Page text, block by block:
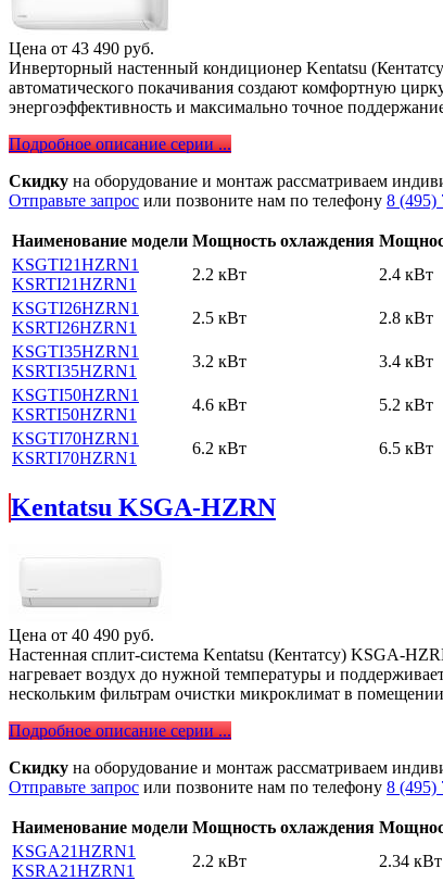
Цена от 43 490 руб.
Инверторный настенный кондиционер Kentatsu
автоматического покачивания создают комфортную
энергоэффективность и максимально точное
Подробное описание серии ...
Скидку на оборудование и монтаж рассматриваем
Отправьте запрос или позвоните нам по телефону 8 (495)
Наименование модели Мощность охлаждения
KSGTI21HZRN1
KSRTI21HZRN1
2.2 кВт 2.4 кВт
KSGTI26HZRN1
KSRTI26HZRN1
2.5 кВт 2.8 кВт
KSGTI35HZRN1
KSRTI35HZRN1
3.2 кВт 3.4 кВт
KSGTI50HZRN1
KSRTI50HZRN1
4.6 кВт 5.2 кВт
KSGTI70HZRN1
KSRTI70HZRN1
6.2 кВт 6.5 кВт
Kentatsu KSGA-HZRN
Цена от 40 490 руб.
Настенная сплит-система Kentatsu (Кентатсу) KSGA-
нагревает воздух до нужной температуры и
нескольким фильтрам очистки микроклимат в
Подробное описание серии ...
Скидку на оборудование и монтаж рассматриваем
Отправьте запрос или позвоните нам по телефону 8 (495)
Наименование модели Мощность охлаждения
KSGA21HZRN1
KSRA21HZRN1
2.2 кВт 2.34 кВт